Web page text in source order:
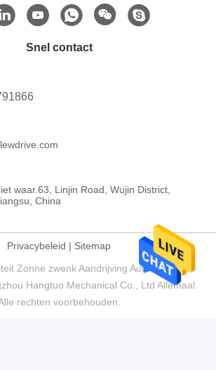
Snel contact
waar.63, Linjin Road, Wujin District,
China
Privacybeleid | Sitemap
Zonne zwenk Aandrijving Auteursrecht ©
Hangtuo Mechanical Co., Ltd Allemaal.
rechten voorbehouden.